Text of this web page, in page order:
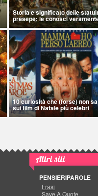
Storia e significato delle
presepe: le conosci
10 curiosità che (forse) non
sui film di Natale più celebri
Altri siti
PENSIERIPAROLE
Frasi
Save A Quote